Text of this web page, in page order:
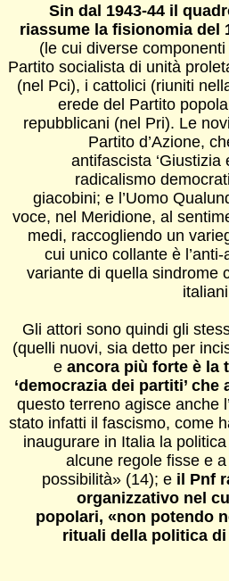
Sin dal 1943-44 il
riassume la fisionomia del
(le cui diverse
Partito socialista di unità
(nel Pci), i cattolici (riuniti
erede del Partito
repubblicani (nel Pri). Le
Partito d’Azione,
antifascista ‘Giustizia
radicalismo
giacobini; e l’Uomo
voce, nel Meridione, al
medi, raccogliendo un
cui unico collante è
variante di quella sindrome
Gli attori sono quindi gli
(quelli nuovi, sia detto per
eancora più forte è la
‘democrazia dei partiti’
questo terreno agisce anche
stato infatti il fascismo, come
inaugurare in Italia la
alcune regole fisse e
possibilità» (14); e il Pnf
organizzativo nel
popolari, «non potendo
rituali della politica